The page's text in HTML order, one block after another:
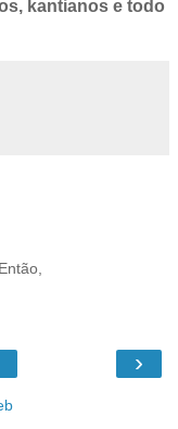
kantianos e todo
›